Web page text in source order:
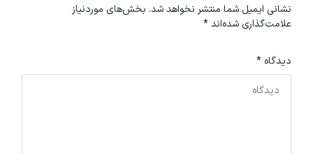
نشانی ایمیل شما منتشر نخواهد شد. بخش‌های موردنیاز
علامت‌گذاری شده‌اند*
دیدگاه *